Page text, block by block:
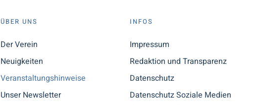
ÜBER UNS
Der Verein
Neuigkeiten
Veranstaltungshinweise
Unser Newsletter
INFOS
Impressum
Redaktion und Transparenz
Datenschutz
Datenschutz Soziale Medien